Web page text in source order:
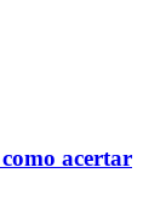
acertar